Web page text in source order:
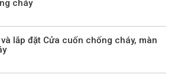
cháy
lắp đặt Cửa cuốn chống cháy, màn